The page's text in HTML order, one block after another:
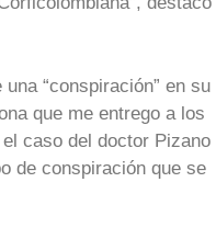
“conspiración” en su
que me entrego a los
caso del doctor Pizano
de conspiración que se